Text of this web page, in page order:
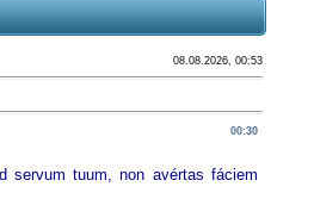
08.08.2026, 00:53
00:30
servum tuum, non avértas fáciem